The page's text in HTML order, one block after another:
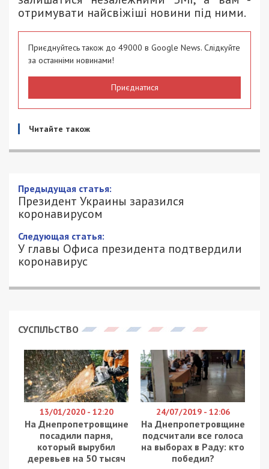
отримувати найсвіжіші новини під ними.
Приєднуйтесь також до 49000 в Google News. Слідкуйте
за останніми новинами!
Приєднатися
Читайте також
Предыдущая статья:
Президент Украины заразился
коронавирусом
Следующая статья:
У главы Офиса президента подтвердили
коронавирус
СУСПІЛЬСТВО
13/01/2020 - 12:20
На Днепропетровщине
посадили парня,
который вырубил
деревьев на 50 тысяч
24/07/2019 - 12:06
На Днепропетровщине
подсчитали все голоса
на выборах в Раду: кто
победил?